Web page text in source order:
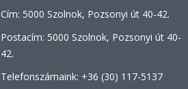
Cím: 5000 Szolnok, Pozsonyi út 40-42.
Postacím: 5000 Szolnok, Pozsonyi út 40-
42.
Telefonszámaink: +36 (30) 117-5137